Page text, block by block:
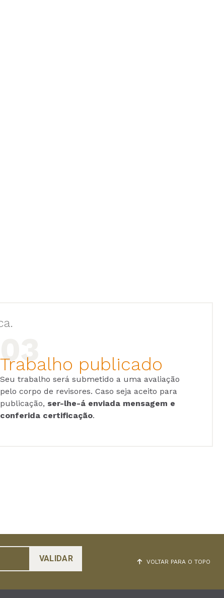
Trabalho publicado
Seu trabalho será submetido a uma avaliação
pelo corpo de revisores. Caso seja aceito para
publicação, ser-lhe-á enviada mensagem e
conferida certificação.
VOLTAR PARA O TOPO